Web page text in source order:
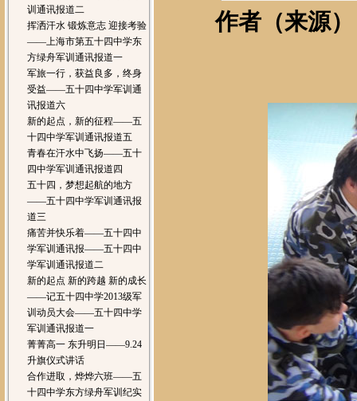
训通讯报道二
挥洒汗水 锻炼意志 迎接考验
——上海市第五十四中学东
方绿舟军训通讯报道一
军旅一行，获益良多，终身
受益——五十四中学军训通
讯报道六
新的起点，新的征程——五
十四中学军训通讯报道五
青春在汗水中飞扬——五十
四中学军训通讯报道四
五十四，梦想起航的地方
——五十四中学军训通讯报
道三
痛苦并快乐着——五十四中
学军训通讯报——五十四中
学军训通讯报道二
新的起点 新的跨越 新的成长
——记五十四中学2013级军
训动员大会——五十四中学
军训通讯报道一
菁菁高一 东升明日——9.24
升旗仪式讲话
合作进取，烨烨六班——五
十四中学东方绿舟军训纪实
作者（来源